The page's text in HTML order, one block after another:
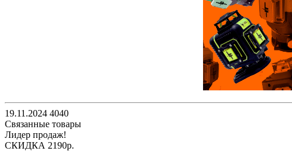
19.11.2024 4040
Связанные товары
Лидер продаж!
СКИДКА 2190р.